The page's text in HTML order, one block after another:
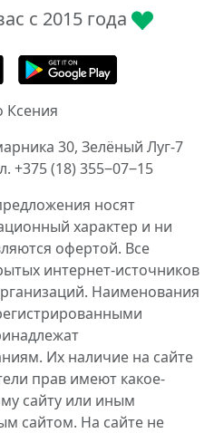
с 2015 года
Ксения
30, Зелёный Луг-7
+375 (18) 355‒07‒15
носят
характер и ни
офертой. Все
интернет-источников
Наименования
Их наличие на сайте
прав имеют какое-
сайту или иным
сайтом. На сайте не